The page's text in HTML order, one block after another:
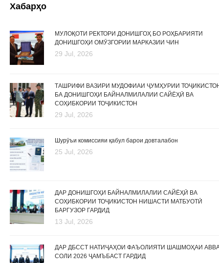
Хабарҳо
МУЛОҚОТИ РЕКТОРИ ДОНИШГОҲ БО РОҲБАРИЯТИ
ДОНИШГОҲИ ОМӮЗГОРИИ МАРКАЗИИ ЧИН
29 Jul, 2026
ТАШРИФИ ВАЗИРИ МУДОФИАИ ҶУМҲУРИИ
БА ДОНИШГОҲИ БАЙНАЛМИЛАЛИИ САЙЁҲӢ ВА
СОҲИБКОРИИ ТОҶИКИСТОН
29 Jul, 2026
Шурӯъи комиссияи қабул барои довталабон
25 Jul, 2026
ДАР ДОНИШГОҲИ БАЙНАЛМИЛАЛИИ САЙЁҲӢ ВА
СОҲИБКОРИИ ТОҶИКИСТОН НИШАСТИ МАТБУОТӢ
БАРГУЗОР ГАРДИД
13 Jul, 2026
ДАР ДБССТ НАТИҶАҲОИ ФАЪОЛИЯТИ ШАШМОҲАИ
СОЛИ 2026 ҶАМЪБАСТ ГАРДИД